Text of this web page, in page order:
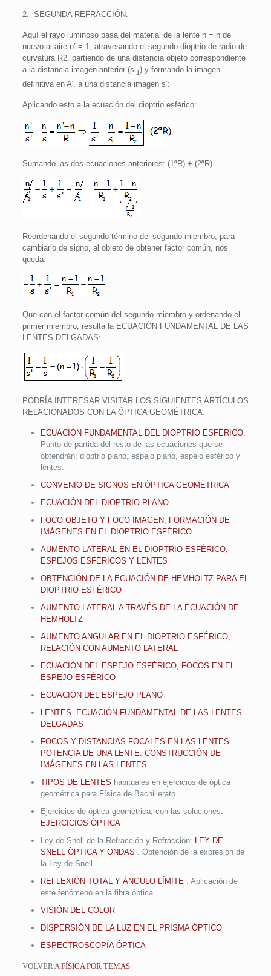
2.- SEGUNDA REFRACCIÓN:
Aquí el rayo luminoso pasa del material de la lente n = n de
nuevo al aire n’ = 1, atravesando el segundo dioptrio de radio de
curvatura R2, partiendo de una distancia objeto correspondiente
a la distancia imagen anterior (s’1) y formando la imagen
definitiva en A’, a una distancia imagen s’:
Aplicando esto a la ecuación del dioptrio esférico:
Sumando las dos ecuaciones anteriores: (1ªR) + (2ªR)
Reordenando el segundo término del segundo miembro, para
cambiarlo de signo, al objeto de obtener factor común, nos
queda:
Que con el factor común del segundo miembro y ordenando el
primer miembro, resulta la ECUACIÓN FUNDAMENTAL DE LAS
LENTES DELGADAS:
PODRÍA INTERESAR VISITAR LOS SIGUIENTES ARTÍCULOS
RELACIONADOS CON LA ÓPTICA GEOMÉTRICA:
ECUACIÓN FUNDAMENTAL DEL DIOPTRIO ESFÉRICO.
Punto de partida del resto de las ecuaciones que se
obtendrán: dioptrio plano, espejo plano, espejo esférico y
lentes.
CONVENIO DE SIGNOS EN ÓPTICA GEOMÉTRICA
ECUACIÓN DEL DIOPTRIO PLANO
FOCO OBJETO Y FOCO IMAGEN, FORMACIÓN DE
IMÁGENES EN EL DIOPTRIO ESFÉRICO
AUMENTO LATERAL EN EL DIOPTRIO ESFÉRICO,
ESPEJOS ESFÉRICOS Y LENTES
OBTENCIÓN DE LA ECUACIÓN DE HEMHOLTZ PARA EL
DIOPTRIO ESFÉRICO
AUMENTO LATERAL A TRAVÉS DE LA ECUACIÓN DE
HEMHOLTZ
AUMENTO ANGULAR EN EL DIOPTRIO ESFÉRICO,
RELACIÓN CON AUMENTO LATERAL
ECUACIÓN DEL ESPEJO ESFÉRICO, FOCOS EN EL
ESPEJO ESFÉRICO
ECUACIÓN DEL ESPEJO PLANO
LENTES. ECUACIÓN FUNDAMENTAL DE LAS LENTES
DELGADAS
FOCOS Y DISTANCIAS FOCALES EN LAS LENTES.
POTENCIA DE UNA LENTE. CONSTRUCCIÓN DE
IMÁGENES EN LAS LENTES
TIPOS DE LENTES habituales en ejercicios de óptica
geométrica para Física de Bachillerato.
Ejercicios de óptica geométrica, con las soluciones:
EJERCICIOS ÓPTICA
Ley de Snell de la Refracción y Refracción: LEY DE
SNELL ÓPTICA Y ONDAS . Obtención de la expresión de
la Ley de Snell.
REFLEXIÓN TOTAL Y ÁNGULO LÍMITE . Aplicación de
este fenómeno en la fibra óptica.
VISIÓN DEL COLOR
DISPERSIÓN DE LA LUZ EN EL PRISMA ÓPTICO
ESPECTROSCOPÍA ÓPTICA
VOLVER A FÍSICA POR TEMAS